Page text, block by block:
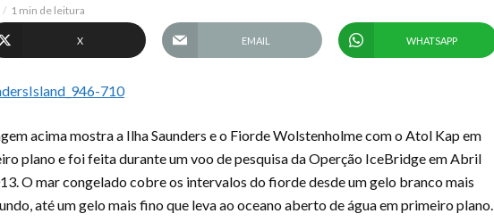
1 min de leitura
X EMAIL WHATSAPP
acima mostra a Ilha Saunders e o Fiorde Wolstenholme com o Atol Kap em
plano e foi feita durante um voo de pesquisa da Operção IceBridge em Abril
O mar congelado cobre os intervalos do fiorde desde um gelo branco mais
até um gelo mais fino que leva ao oceano aberto de água em primeiro plano.